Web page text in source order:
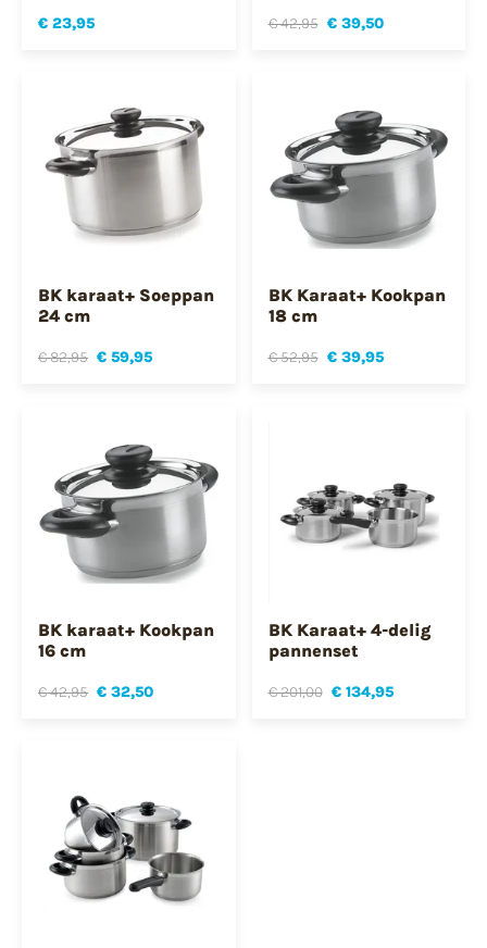
€ 23,95 € 42,95 € 39,50
BK karaat+ Soeppan
24 cm
€ 82,95 € 59,95
BK Karaat+ Kookpan
18 cm
€ 52,95 € 39,95
BK karaat+ Kookpan
16 cm
€ 42,95 € 32,50
BK Karaat+ 4-delig
pannenset
€ 201,00 € 134,95